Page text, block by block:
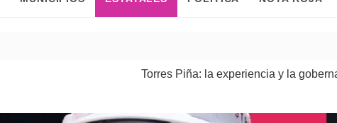
Torres Piña: la experiencia y la gobernabilidad lo